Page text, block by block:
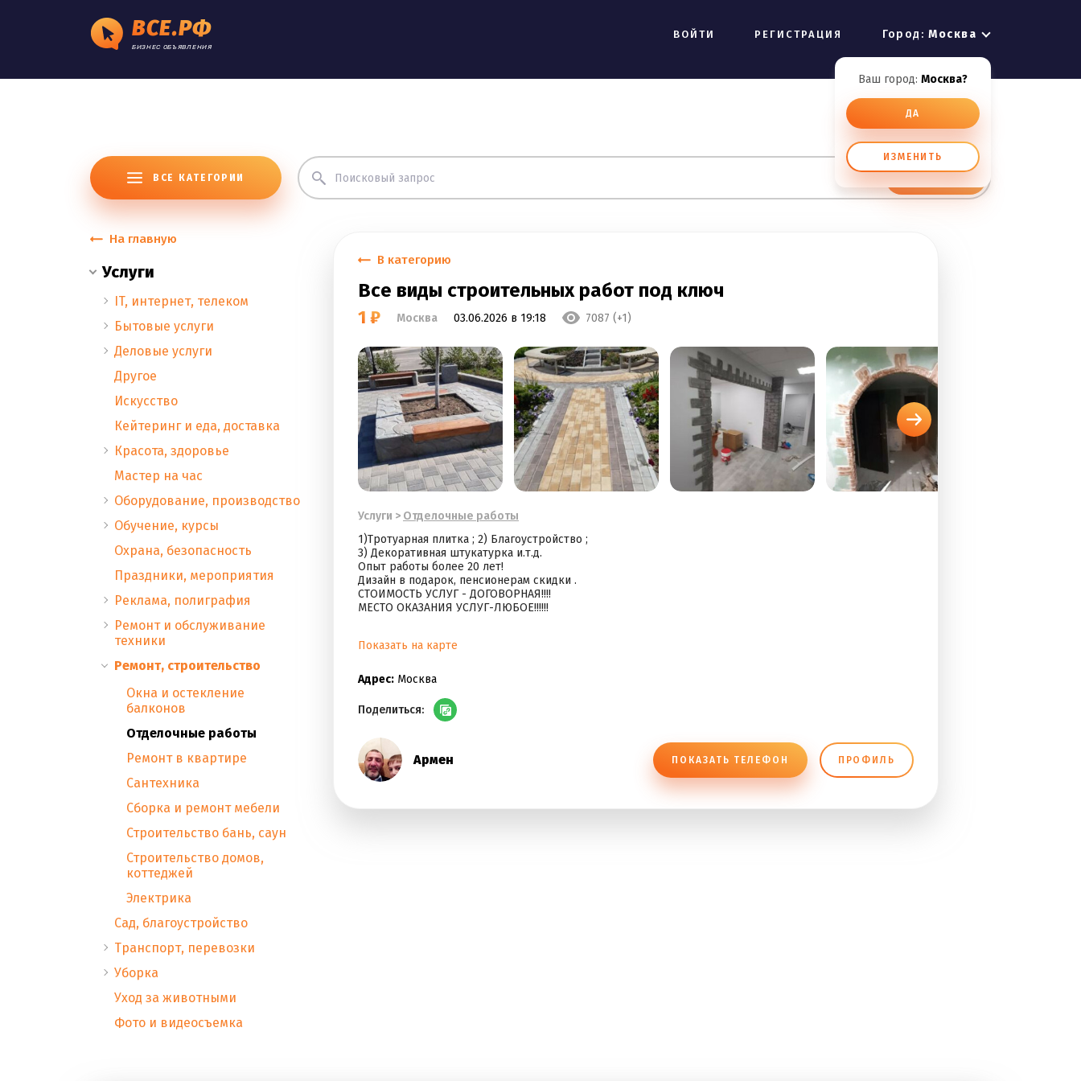
ВСЕ.РФ
БИЗНЕС ОБЪЯВЛЕНИЯ
ВОЙТИ РЕГИСТРАЦИЯ Город:Москва
Ваш город: Москва?
ДА
ИЗМЕНИТЬ
ВСЕ КАТЕГОРИИ
На главную
Услуги
IT, интернет, телеком
Бытовые услуги
Деловые услуги
Другое
Искусство
Кейтеринг и еда, доставка
Красота, здоровье
Мастер на час
Оборудование, производство
Обучение, курсы
Охрана, безопасность
Праздники, мероприятия
Реклама, полиграфия
Ремонт и обслуживание
техники
Ремонт, строительство
Окна и остекление
балконов
Отделочные работы
Ремонт в квартире
Сантехника
Сборка и ремонт мебели
Строительство бань, саун
Строительство домов,
коттеджей
Электрика
Сад, благоустройство
Транспорт, перевозки
Уборка
Уход за животными
Фото и видеосъемка
В категорию
Все виды строительных работ под ключ
1 ₽ Москва 03.06.2026 в 19:18 7087 (+1)
Услуги > Отделочные работы
1)Тротуарная плитка ; 2) Благоустройство ;
3) Декоративная штукатурка и.т.д.
Опыт работы более 20 лет!
Дизайн в подарок, пенсионерам скидки .
СТОИМОСТЬ УСЛУГ - ДОГОВОРНАЯ!!!!
МЕСТО ОКАЗАНИЯ УСЛУГ-ЛЮБОЕ!!!!!!
Показать на карте
Адрес: Москва
Поделиться:
Армен ПОКАЗАТЬ ТЕЛЕФОН ПРОФИЛЬ